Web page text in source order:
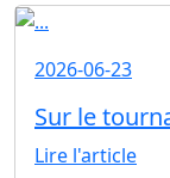
2026-06-23
Sur le
Lire l'article